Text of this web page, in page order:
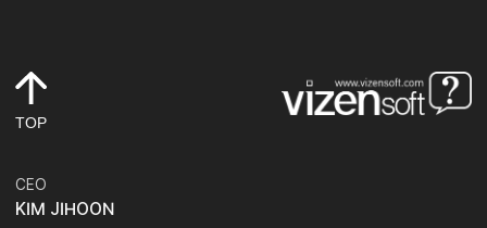
TOP
CEO
KIM JIHOON